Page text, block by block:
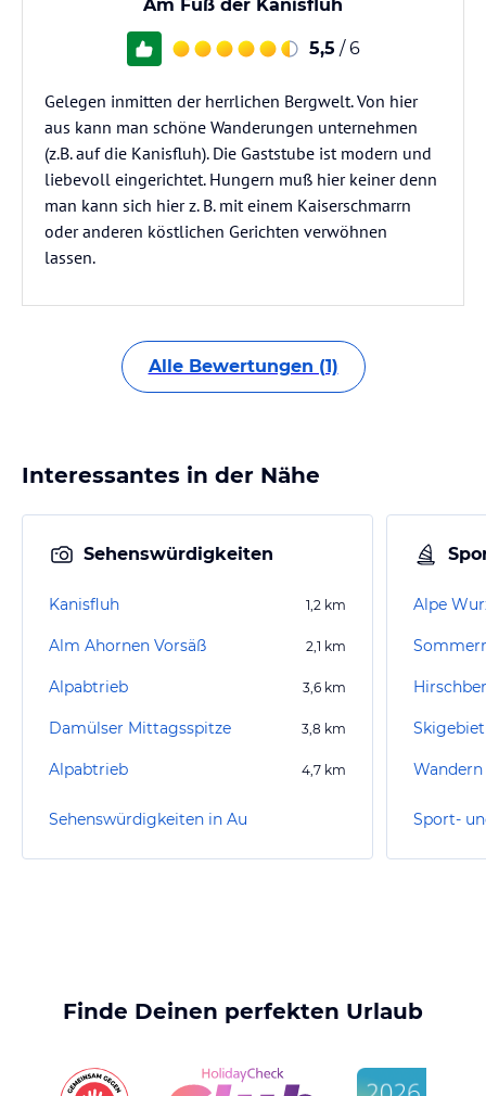
Am Fuß der Kanisfluh
5,5 / 6
Gelegen inmitten der herrlichen Bergwelt. Von hier
aus kann man schöne Wanderungen unternehmen
(z.B. auf die Kanisfluh). Die Gaststube ist modern und
liebevoll eingerichtet. Hungern muß hier keiner denn
man kann sich hier z. B. mit einem Kaiserschmarrn
oder anderen köstlichen Gerichten verwöhnen
lassen.
Alle Bewertungen (1)
Interessantes in der Nähe
Sehenswürdigkeiten
Kanisfluh 1,2 km
Alm Ahornen Vorsäß 2,1 km
Alpabtrieb 3,6 km
Damülser Mittagsspitze 3,8 km
Alpabtrieb 4,7 km
Sehenswürdigkeiten in Au
Alpe
Sport-
Finde Deinen perfekten Urlaub